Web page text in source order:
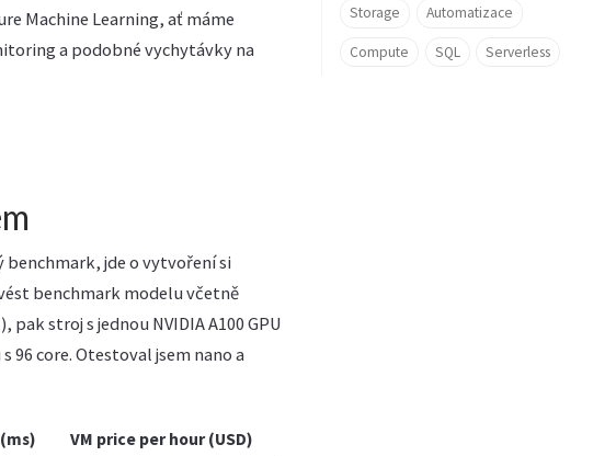
Machine Learning, ať máme
a podobné vychytávky na
jde o vytvoření si
benchmark modelu včetně
pak stroj s jednou NVIDIA A100 GPU
96 core. Otestoval jsem nano a
VM price per hour (USD)
Storage Automatizace
Compute SQL Serverless